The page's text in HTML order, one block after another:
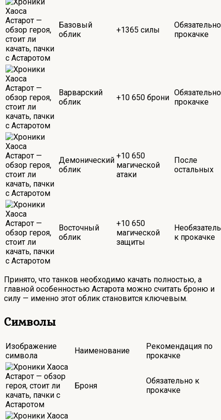
Базовый
облик
+1365 силы
прокачке
Варварский
облик
+10 650 брони прокачке
Демонический
облик
+10 650
магической
атаки
После
остальных
Восточный
облик
+10 650
магической
защиты
к прокачке
Принято, что танков необходимо качать полностью, а
главной особенностью Астарота можно считать броню и
силу — именно этот облик становится ключевым.
Символы
Изображение
символа
Наименование
Рекомендация по
прокачке
Броня
Обязательно к
прокачке